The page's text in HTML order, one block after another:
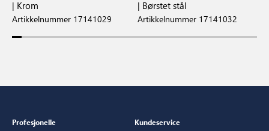
| Krom
Artikkelnummer 17141029
| Børstet stål
Artikkelnummer 17141032
Profesjonelle
Kundeservice